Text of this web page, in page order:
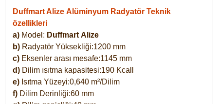
Duffmart Alize Alüminyum Radyatör Teknik
özellikleri
a) Model: Duffmart Alize
b) Radyatör Yüksekliği:1200 mm
c) Eksenler arası mesafe:1145 mm
d) Dilim ısıtma kapasitesi:190 Kcall
e) Isıtma Yüzeyi:0,640 m²/Dilim
f) Dilim Derinliği:60 mm